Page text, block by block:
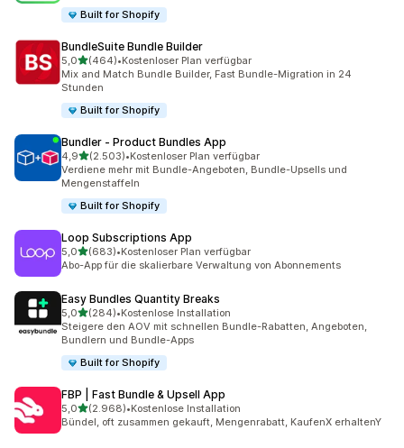
Built for Shopify
BundleSuite Bundle Builder
5,0von 5 Sternen
(464)
464 Rezensionen insgesamt
•Kostenloser Plan verfügbar
Mix and Match Bundle Builder, Fast Bundle-Migration in 24
Stunden
Built for Shopify
Bundler ‑ Product Bundles App
4,9von 5 Sternen
(2.503)
2503 Rezensionen insgesamt
•Kostenloser Plan verfügbar
Verdiene mehr mit Bundle-Angeboten, Bundle-Upsells und
Mengenstaffeln
Built for Shopify
Loop Subscriptions App
5,0von 5 Sternen
(683)
683 Rezensionen insgesamt
•Kostenloser Plan verfügbar
Abo-App für die skalierbare Verwaltung von Abonnements
Easy Bundles Quantity Breaks
5,0von 5 Sternen
(284)
284 Rezensionen insgesamt
•Kostenlose Installation
Steigere den AOV mit schnellen Bundle-Rabatten, Angeboten,
Bundlern und Bundle-Apps
Built for Shopify
FBP | Fast Bundle & Upsell App
5,0von 5 Sternen
(2.968)
2968 Rezensionen insgesamt
•Kostenlose Installation
Bündel, oft zusammen gekauft, Mengenrabatt, KaufenX erhaltenY